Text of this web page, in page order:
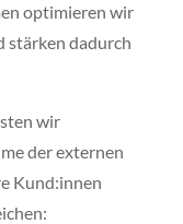
optimieren wir
stärken dadurch
wir
der externen
Kund:innen